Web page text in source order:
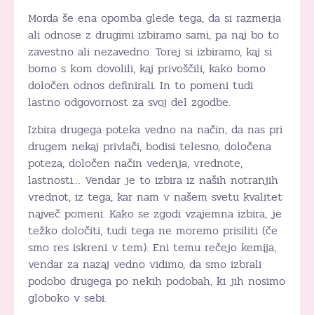
Morda še ena opomba glede tega, da si razmerja
ali odnose z drugimi izbiramo sami, pa naj bo to
zavestno ali nezavedno. Torej si izbiramo, kaj si
bomo s kom dovolili, kaj privoščili, kako bomo
določen odnos definirali. In to pomeni tudi
lastno odgovornost za svoj del zgodbe.
Izbira drugega poteka vedno na način, da nas pri
drugem nekaj privlači, bodisi telesno, določena
poteza, določen način vedenja, vrednote,
lastnosti… Vendar je to izbira iz naših notranjih
vrednot, iz tega, kar nam v našem svetu kvalitet
največ pomeni. Kako se zgodi vzajemna izbira, je
težko določiti, tudi tega ne moremo prisiliti (če
smo res iskreni v tem). Eni temu rečejo kemija,
vendar za nazaj vedno vidimo, da smo izbrali
podobo drugega po nekih podobah, ki jih nosimo
globoko v sebi.